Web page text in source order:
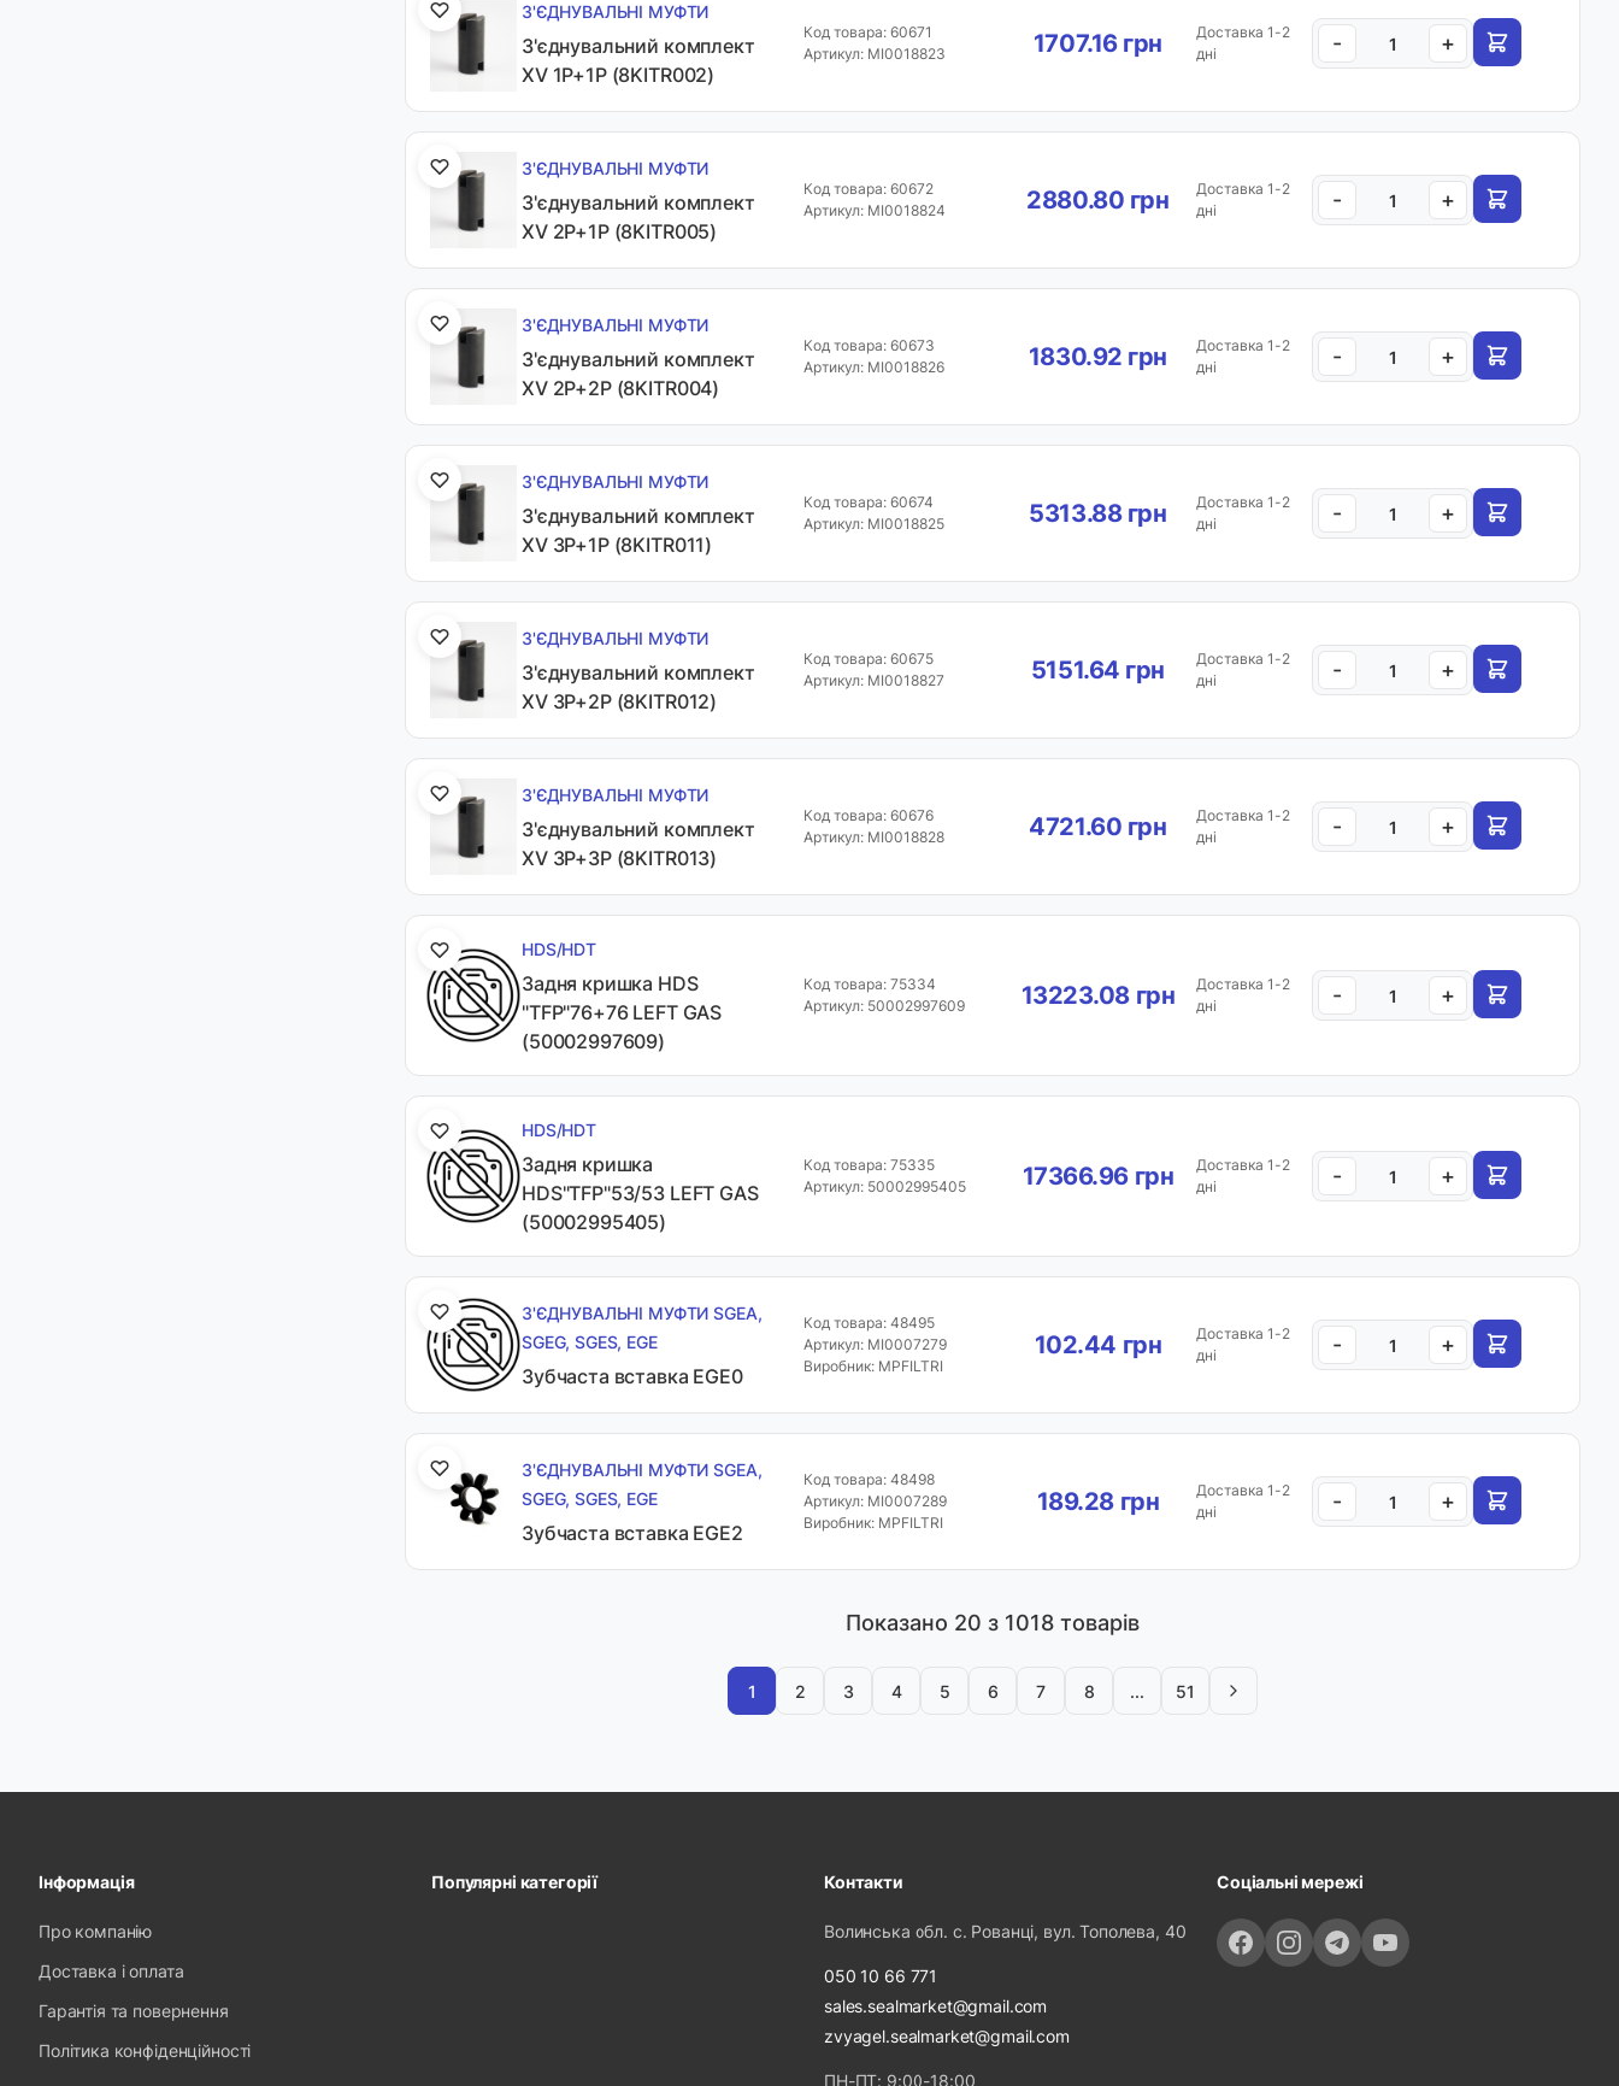
З'ЄДНУВАЛЬНІ МУФТИ
З'єднувальний комплект
XV 1P+1P (8KITR002)
Код товара: 60671
Артикул: MI0018823
1707.16 грн
Доставка 1-2
дні
- +
З'ЄДНУВАЛЬНІ МУФТИ
З'єднувальний комплект
XV 2P+1P (8KITR005)
Код товара: 60672
Артикул: MI0018824
2880.80 грн
Доставка 1-2
дні
- +
З'ЄДНУВАЛЬНІ МУФТИ
З'єднувальний комплект
XV 2P+2P (8KITR004)
Код товара: 60673
Артикул: MI0018826
1830.92 грн
Доставка 1-2
дні
- +
З'ЄДНУВАЛЬНІ МУФТИ
З'єднувальний комплект
XV 3P+1P (8KITR011)
Код товара: 60674
Артикул: MI0018825
5313.88 грн
Доставка 1-2
дні
- +
З'ЄДНУВАЛЬНІ МУФТИ
З'єднувальний комплект
XV 3P+2P (8KITR012)
Код товара: 60675
Артикул: MI0018827
5151.64 грн
Доставка 1-2
дні
- +
З'ЄДНУВАЛЬНІ МУФТИ
З'єднувальний комплект
XV 3P+3P (8KITR013)
Код товара: 60676
Артикул: MI0018828
4721.60 грн
Доставка 1-2
дні
- +
HDS/HDT
Задня кришка HDS
"TFP"76+76 LEFT GAS
(50002997609)
Код товара: 75334
Артикул: 50002997609
13223.08 грн
Доставка 1-2
дні
- +
HDS/HDT
Задня кришка
HDS"TFP"53/53 LEFT GAS
(50002995405)
Код товара: 75335
Артикул: 50002995405
17366.96 грн
Доставка 1-2
дні
- +
З'ЄДНУВАЛЬНІ МУФТИ SGEA,
SGEG, SGES, EGE
Зубчаста вставка EGE0
Код товара: 48495
Артикул: MI0007279
Виробник: MPFILTRI
102.44 грн
Доставка 1-2
дні
- +
З'ЄДНУВАЛЬНІ МУФТИ SGEA,
SGEG, SGES, EGE
Зубчаста вставка EGE2
Код товара: 48498
Артикул: MI0007289
Виробник: MPFILTRI
189.28 грн
Доставка 1-2
дні
- +
Показано 20 з 1018 товарів
1 2 3 4 5 6 7 8 ... 51
Інформація
Про компанію
Доставка і оплата
Гарантія та повернення
Політика конфіденційності
Популярні категорії Контакти
Волинська обл. с. Рованці, вул. Тополева, 40
050 10 66 771
sales.sealmarket@gmail.com
zvyagel.sealmarket@gmail.com
ПН-ПТ: 9:00-18:00
Соціальні мережі